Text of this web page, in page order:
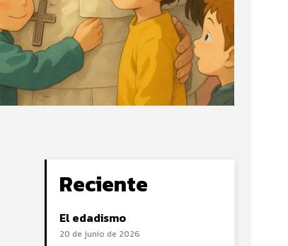
Reciente
El edadismo
20 de junio de 2026